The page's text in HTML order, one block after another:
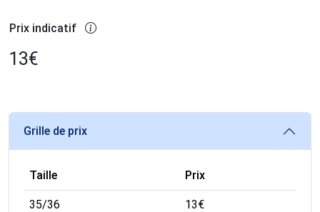
Prix indicatif
13€
Grille de prix
Taille Prix
35/36 13€